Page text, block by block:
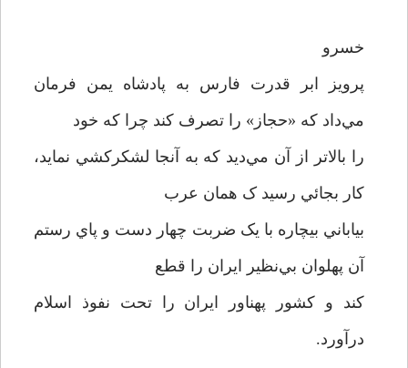
خسرو
پرويز ابر قدرت فارس به پادشاه يمن فرمان
مي‌داد که «حجاز» را تصرف کند چرا که خود
را بالاتر از آن مي‌ديد که به آنجا لشکرکشي نمايد،
کار بجائي رسيد ک همان عرب
بياباني بيچاره با يک ضربت چهار دست و پاي رستم
آن پهلوان بي‌نظير ايران را قطع
کند و کشور پهناور ايران را تحت نفوذ اسلام
درآورد.